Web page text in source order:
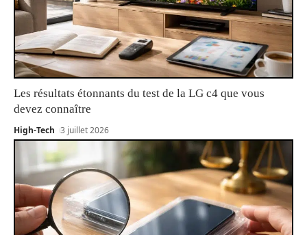
Les résultats étonnants du test de la LG c4 que vous
devez connaître
High-Tech 3 juillet 2026